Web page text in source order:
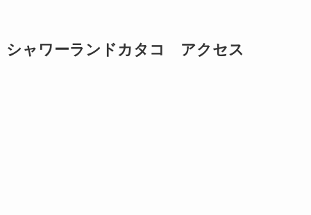
シャワーランドカタコ アクセス